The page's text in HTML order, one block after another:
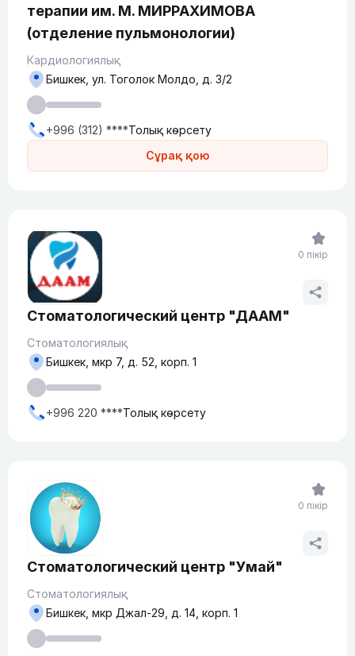
терапии им. М. МИРРАХИМОВА
(отделение пульмонологии)
Кардиологиялық
Сұрақ қою
Бишкек, ​ул. Тоголок Молдо, д. 3/2
+996 (312) ****Толық көрсету
Стоматологический центр "ДААМ"
Стоматологиялық
Бишкек, мкр ​7, д. 52, корп. 1​
+996 220 ****Толық көрсету
0 пікір
​Стоматологический центр "Умай"
Стоматологиялық
Бишкек, мкр Джал-29, д. 14, корп. 1
0 пікір